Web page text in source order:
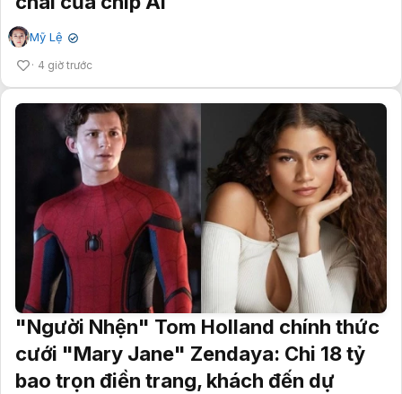
Mỹ Lệ ✔
4 giờ trước
"Người Nhện" Tom Holland chính thức
cưới "Mary Jane" Zendaya: Chi 18 tỷ
bao trọn điền trang, khách đến dự